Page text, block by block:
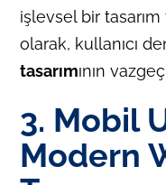
işlevsel bir
olarak, kullanıcı
tasarımının
3. Mobil
Modern